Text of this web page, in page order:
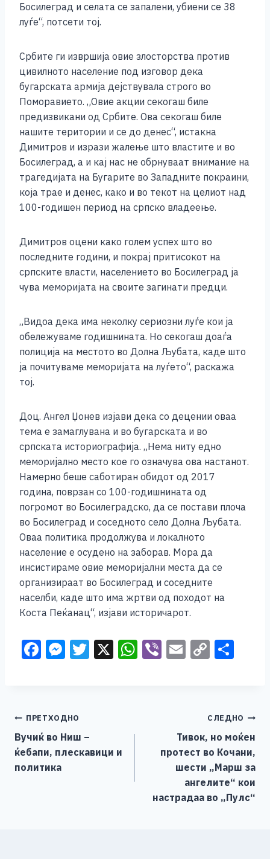
Босилеград и селата се запалени, убиени се 38
луѓе“, потсети тој.
Србите ги извршија овие злосторства против
цивилното население под изговор дека
бугарската армија дејствувала строго во
Поморавието. „Овие акции секогаш биле
предизвикани од Србите. Ова секогаш биле
нашите територии и се до денес“, истакна
Димитров и изрази жалење што властите и во
Босилеград, а и кај нас не обрнуваат внимание на
трагедијата на Бугарите во Западните покраини,
која трае и денес, како и во текот на целиот над
100-годишен период на српско владеење.
Димитров оцени како голем успех што во
последните години, и покрај притисокот на
српските власти, населението во Босилеград ја
чува меморијата на своите загинати предци.
„Видоа дека има неколку сериозни луѓе кои ја
обележуваме годишнината. Но секогаш доаѓа
полиција на местото во Долна Љубата, каде што
ја почитуваме меморијата на луѓето“, раскажа
тој.
Доц. Ангел Џонев изјави дека со децении оваа
тема е замаглувана и во бугарската и во
српската историографија. „Нема ниту едно
меморијално место кое го означува ова настанот.
Намерно беше саботиран обидот од 2017
година, поврзан со 100-годишнината од
погромот во Босилеградско, да се постави плоча
во Босилеград и соседното село Долна Љубата.
Оваа политика продолжува и локалното
население е осудено на заборав. Мора да
инсистираме овие меморијални места да се
организираат во Босилеград и соседните
населби, каде што има жртви од походот на
Коста Пеќанац“, изјави историчарот.
F
b
o
o
M
n
g
T X W Vi E C
Li
n
k
Навигација
на
напис
ПРЕТХОДНО
Вучиќ во Ниш –
ќебапи, плескавици и
политика
СЛЕДНО
Тивок, но моќен
протест во Кочани,
шести „Марш за
ангелите“ кои
настрадаа во „Пулс“